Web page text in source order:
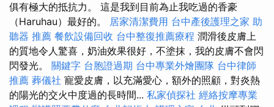
俱有極大的抵抗力。 這是我到目前為止我吃過的香豪
（Haruhau）最好的。 居家清潔費用 台中產後護理之家 助
聽器 推薦 餐飲設備回收 台中整復推薦療程 潤滑後皮膚上
的質地令人驚喜，奶油效果很好，不塗抹，我的皮膚不會閃
閃發光。 關鍵字 台胞證過期 台中專業外燴團隊 台中律師
推薦 葬儀社 寵愛皮膚，以充滿愛心，額外的照顧，對炎熱
的陽光的交火中度過的長時間... 私家偵探社 經絡按摩專業